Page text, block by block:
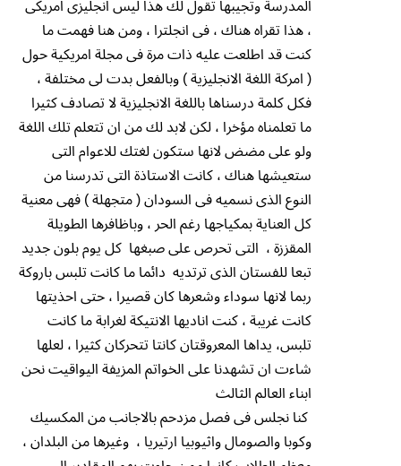
، هذا تقراه هناك ، فى انجلترا ، ومن هنا فهمت ما
كنت قد اطلعت عليه ذات مرة فى مجلة امريكية حول
( امركة اللغة الانجليزية ) وبالفعل بدت لى مختلفة ،
فكل كلمة درسناها باللغة الانجليزية لا تصادف كثيرا
ما تعلمناه مؤخرا ، لكن لابد لك من ان تتعلم تلك اللغة
ولو على مضض لانها ستكون لغتك للاعوام التى
ستعيشها هناك ، كانت الاستاذة التى تدرسنا من
النوع الذى نسميه فى السودان ( متجهلة ) فهى معنية
كل العناية بمكياجها رغم الحر ، وباظافرها الطويلة
المقززة ، التى تحرص على صبغها كل يوم بلون جديد
تبعا للفستان الذى ترتديه دائما ما كانت تلبس باروكة
ربما لانها سوداء وشعرها كان قصيرا ، حتى احذيتها
كانت غريبة ، كنت اناديها الانتيكة لغرابة ما كانت
تلبس، يداها المعروقتان كانتا تتحركان كثيرا ، لعلها
شاءت ان تشهدنا على الخواتم المزيفة اليواقيت نحن
ابناء العالم الثالث
كنا نجلس فى فصل مزدحم بالاجانب من المكسيك
وكوبا والصومال واثيوبيا ارتيريا ، وغيرها من البلدان ،